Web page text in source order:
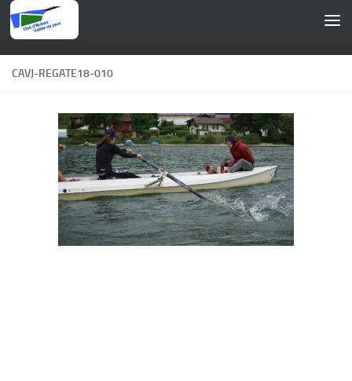
Skip to content
CAVJ-REGATE18-010